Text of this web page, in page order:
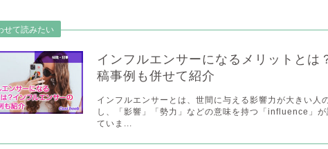
インフルエンサーになるメリットとは
稿事例も併せて紹介
インフルエンサーとは、世間に与える影響力が大きい人
し、「影響」「勢力」などの意味を持つ「influence」が
ていま...